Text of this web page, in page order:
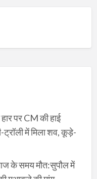
पर CM की हाई
ट्रॉली में मिला शव, कूड़े-
के समय मौत:सुपौल में